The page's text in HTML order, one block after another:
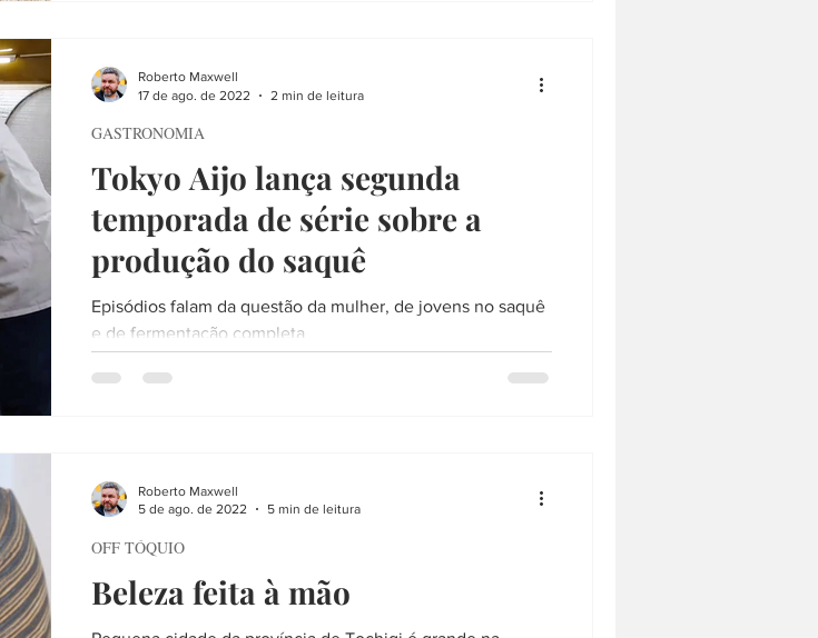
Tokyo Aijo lança segunda
temporada de série sobre a
produção do saquê
Episódios falam da questão da mulher, de jovens no saquê
e de fermentação completa
GASTRONOMIA
Roberto Maxwell
17 de ago. de 2022
2 min de leitura
Beleza feita à mão
OFF TÓQUIO
Roberto Maxwell
5 de ago. de 2022
5 min de leitura